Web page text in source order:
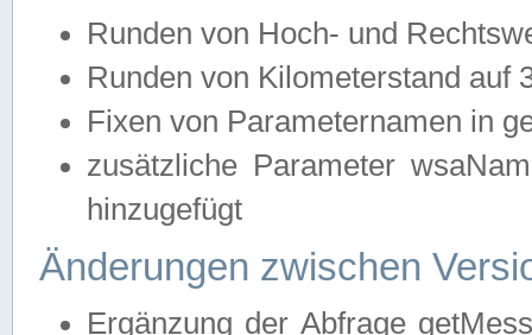
Runden von Hoch- und
Runden von Kilometerstand auf
Fixen von Parameternamen in
zusätzliche Parameter
hinzugefügt
Änderungen zwischen
Ergänzung der Abfrage